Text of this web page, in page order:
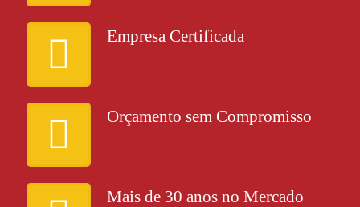
Empresa Certificada
Orçamento sem Compromisso
Mais de 30 anos no Mercado